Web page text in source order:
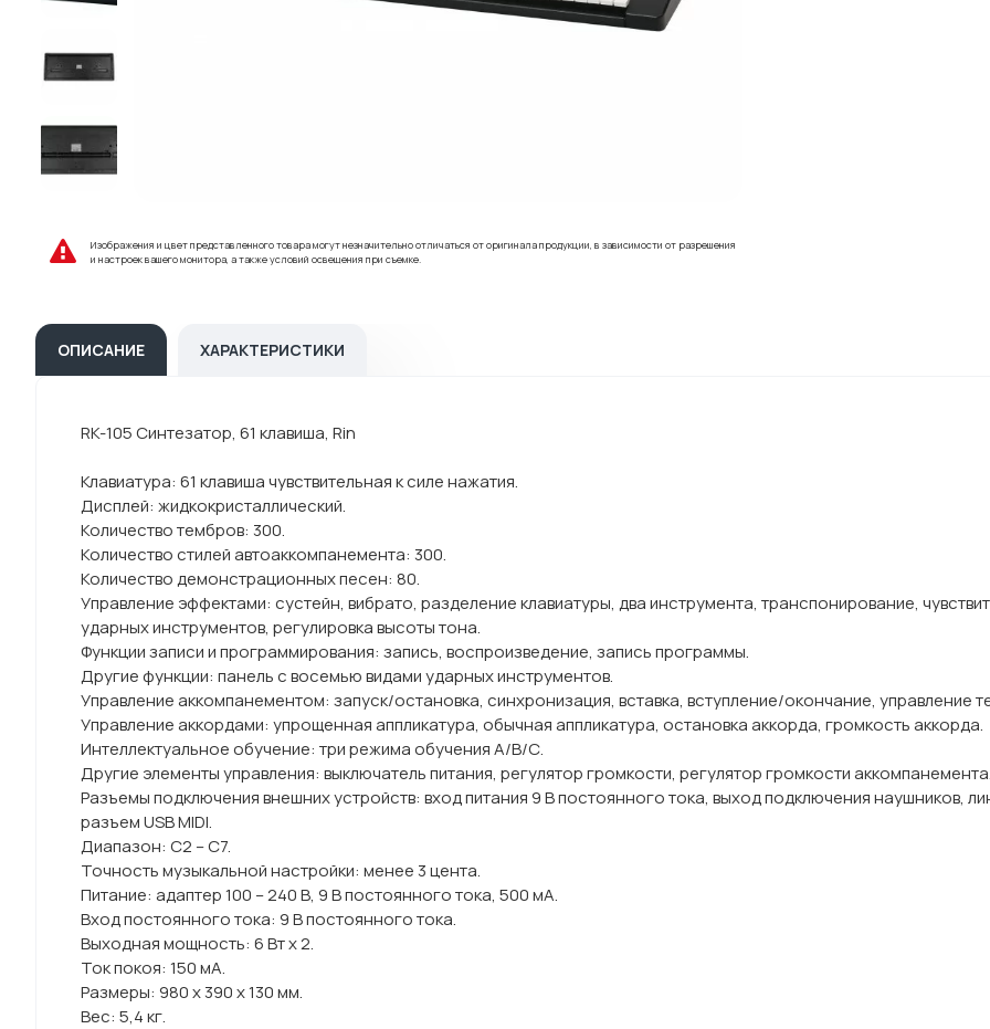
Изображения и цвет представленного товара могут незначительно отличаться от оригинала продукции, в зависимости от разрешения
и настроек вашего монитора, а также условий освещения при съемке.
ОПИСАНИЕ ХАРАКТЕРИСТИКИ
RK-105 Синтезатор, 61 клавиша, Rin
Клавиатура: 61 клавиша чувствительная к силе нажатия.
Дисплей: жидкокристаллический.
Количество тембров: 300.
Количество стилей автоаккомпанемента: 300.
Количество демонстрационных песен: 80.
Управление эффектами: сустейн, вибрато, разделение клавиатуры, два инструмента, транспонирование,
ударных инструментов, регулировка высоты тона.
Функции записи и программирования: запись, воспроизведение, запись программы.
Другие функции: панель с восемью видами ударных инструментов.
Управление аккомпанементом: запуск/остановка, синхронизация, вставка, вступление/окончание, управление
Управление аккордами: упрощенная аппликатура, обычная аппликатура, остановка аккорда, громкость аккорда.
Интеллектуальное обучение: три режима обучения A/B/С.
Другие элементы управления: выключатель питания, регулятор громкости, регулятор громкости аккомпанемента.
Разъемы подключения внешних устройств: вход питания 9 В постоянного тока, выход подключения наушников,
разъем USB MIDI.
Диапазон: C2 – C7.
Точность музыкальной настройки: менее 3 цента.
Питание: адаптер 100 – 240 В, 9 В постоянного тока, 500 мА.
Вход постоянного тока: 9 В постоянного тока.
Выходная мощность: 6 Вт х 2.
Ток покоя: 150 мА.
Размеры: 980 x 390 x 130 мм.
Вес: 5,4 кг.